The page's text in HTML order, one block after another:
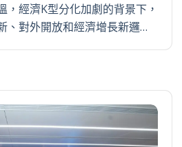
，經濟K型分化加劇的背景下，
、對外開放和經濟增長新邏…